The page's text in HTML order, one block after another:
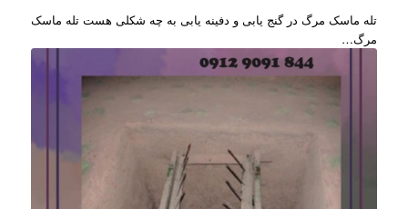
تله ماسک مرگ در گنج یابی و دفینه یابی به چه شکلی هست تله ماسک
مرگ…